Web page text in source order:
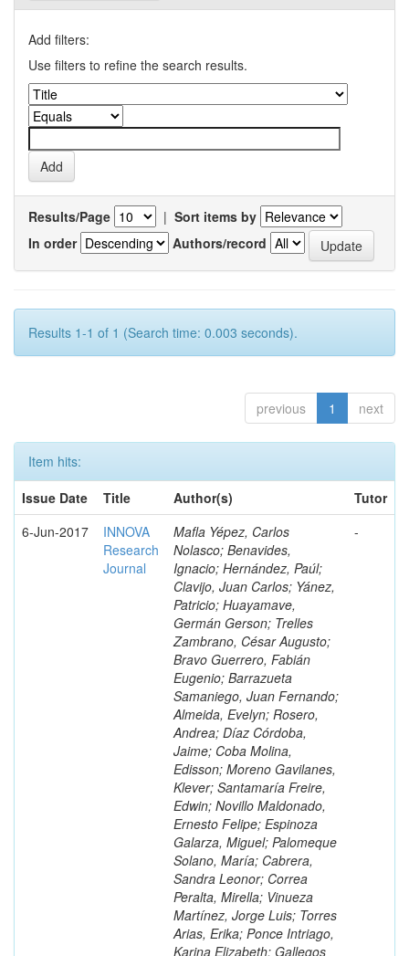
Add filters:
Use filters to refine the search results.
Results/Page | Sort items by
In order
Authors/record
Results 1-1 of 1 (Search time: 0.003 seconds).
previous 1 next
Item hits:
Issue Date
Title Author(s)
Tutor
6-Jun-2017
INNOVA
Research
Journal
Mafla Yépez, Carlos
Nolasco; Benavides,
Ignacio; Hernández, Paúl;
Clavijo, Juan Carlos; Yánez,
Patricio; Huayamave,
Germán Gerson; Trelles
Zambrano, César Augusto;
Bravo Guerrero, Fabián
Eugenio; Barrazueta
Samaniego, Juan Fernando;
Almeida, Evelyn; Rosero,
Andrea; Díaz Córdoba,
Jaime; Coba Molina,
Edisson; Moreno Gavilanes,
Klever; Santamaría Freire,
Edwin; Novillo Maldonado,
Ernesto Felipe; Espinoza
Galarza, Miguel; Palomeque
Solano, María; Cabrera,
Sandra Leonor; Correa
Peralta, Mirella; Vinueza
Martínez, Jorge Luis; Torres
Arias, Erika; Ponce Intriago,
Karina Elizabeth; Gallegos
-